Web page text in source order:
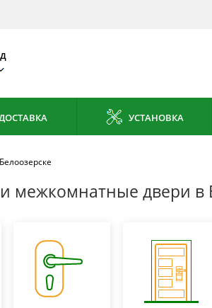
УСТАНОВКА
межкомнатные двери в